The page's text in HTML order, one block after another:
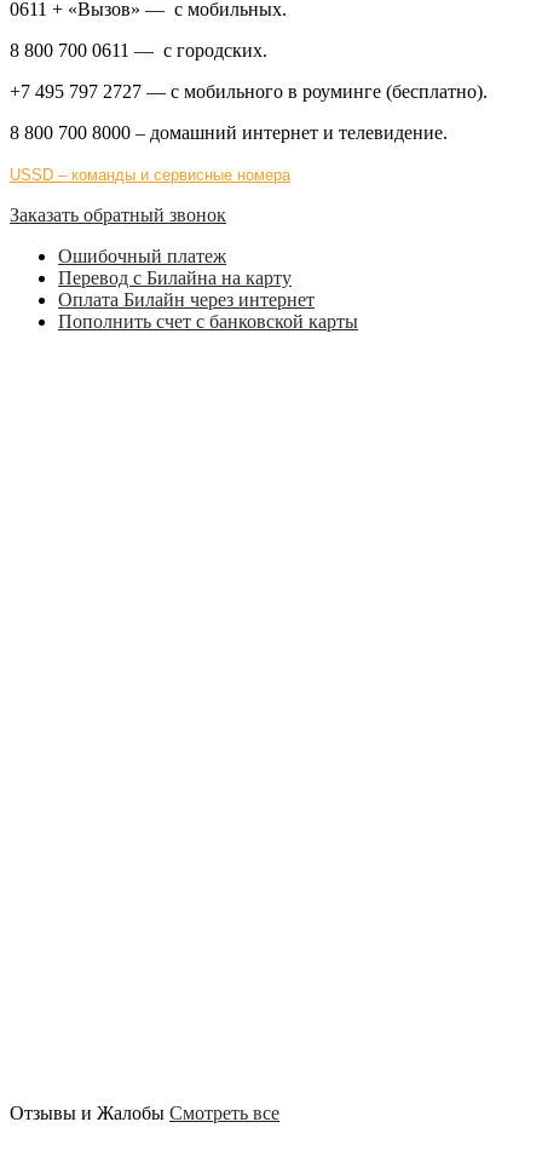
0611 + «Вызов» — с мобильных.
8 800 700 0611 — с городских.
+7 495 797 2727 — с мобильного в роуминге (бесплатно).
8 800 700 8000 – домашний интернет и телевидение.
USSD – команды и сервисные номера
Заказать обратный звонок
Ошибочный платеж
Перевод с Билайна на карту
Оплата Билайн через интернет
Пополнить счет с банковской карты
Отзывы и Жалобы Смотреть все